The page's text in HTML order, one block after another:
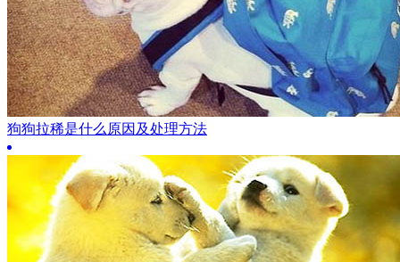
狗狗拉稀是什么原因及处理方法